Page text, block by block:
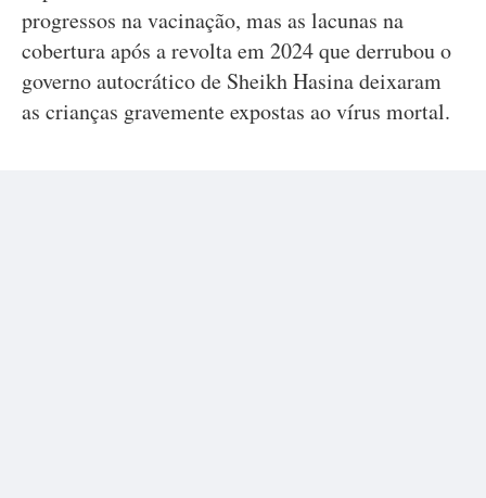
progressos na vacinação, mas as lacunas na
cobertura após a revolta em 2024 que derrubou o
governo autocrático de Sheikh Hasina deixaram
as crianças gravemente expostas ao vírus mortal.